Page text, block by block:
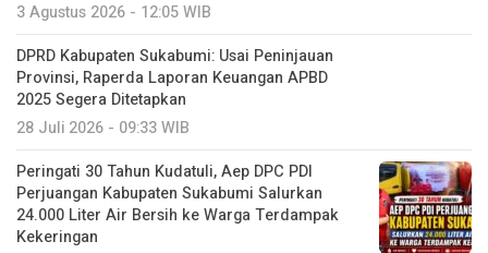
3 Agustus 2026 - 12:05 WIB
DPRD Kabupaten Sukabumi: Usai Peninjauan
Provinsi, Raperda Laporan Keuangan APBD
2025 Segera Ditetapkan
28 Juli 2026 - 09:33 WIB
Peringati 30 Tahun Kudatuli, Aep DPC PDI
Perjuangan Kabupaten Sukabumi Salurkan
24.000 Liter Air Bersih ke Warga Terdampak
Kekeringan